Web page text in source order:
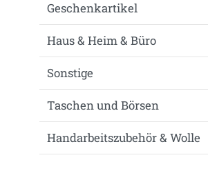
Geschenkartikel
Haus & Heim & Büro
Sonstige
Taschen und Börsen
Handarbeitszubehör & Wolle